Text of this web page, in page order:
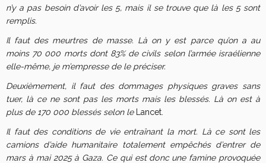
n’y a pas besoin d’avoir les 5, mais il se trouve que là les 5 sont
remplis.
Il faut des meurtres de masse. Là on y est parce qu’on a au
moins 70 000 morts dont 83% de civils selon l’armée israélienne
elle-même, je m’empresse de le préciser.
Deuxièmement, il faut des dommages physiques graves sans
tuer, là ce ne sont pas les morts mais les blessés. Là on est à
plus de 170 000 blessés selon le
Lancet.
Il faut des conditions de vie entraînant la mort. Là ce sont les
camions d’aide humanitaire totalement empêchés d’entrer de
mars à mai 2025 à Gaza. Ce qui est donc une famine provoquée